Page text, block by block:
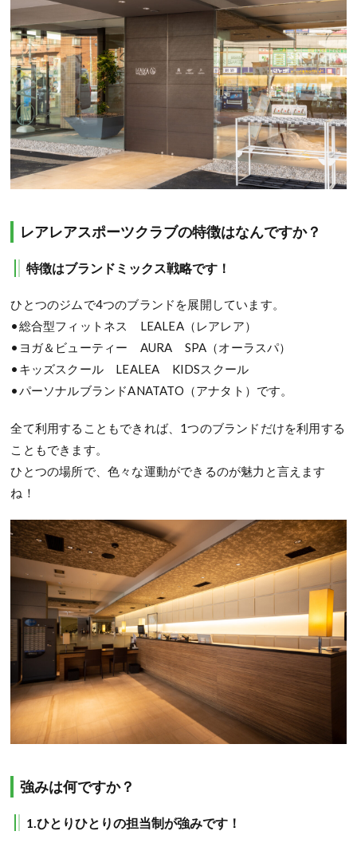
レアレアスポーツクラブの特徴はなんですか？
特徴はブランドミックス戦略です！
ひとつのジムで4つのブランドを展開しています。
•総合型フィットネス LEALEA（レアレア）
•ヨガ＆ビューティー AURA SPA（オーラスパ）
•キッズスクール LEALEA KIDSスクール
•パーソナルブランドANATATO（アナタト）です。
全て利用することもできれば、1つのブランドだけを利用する
こともできます。
ひとつの場所で、色々な運動ができるのが魅力と言えます
ね！
強みは何ですか？
1.ひとりひとりの担当制が強みです！